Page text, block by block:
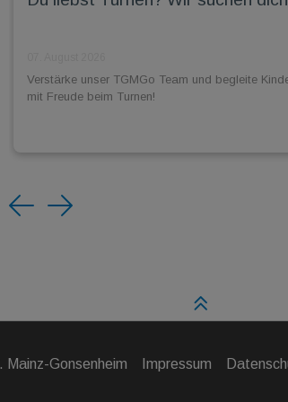
Verstärke unser TGMGo Team und begleite
mit Freude beim Turnen!
Previous
Next
Mainz-Gonsenheim Impressum